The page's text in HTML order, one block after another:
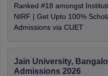
Ranked #18 amongst
NIRF | Get Upto 100%
Admissions via CUET
Jain University,
Admissions 2026